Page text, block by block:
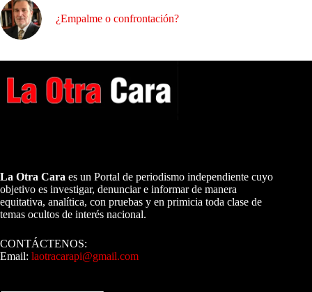
¿Empalme o confrontación?
La Otra Cara es un Portal de periodismo independiente cuyo
objetivo es investigar, denunciar e informar de manera
equitativa, analítica, con pruebas y en primicia toda clase de
temas ocultos de interés nacional.
CONTÁCTENOS:
Email: laotracarapi@gmail.com